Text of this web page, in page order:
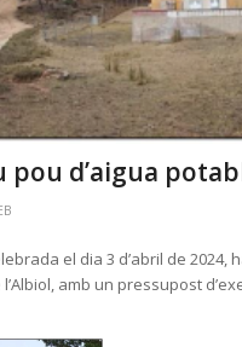
pou d’aigua
el dia 3 d’abril de
amb un pressupost